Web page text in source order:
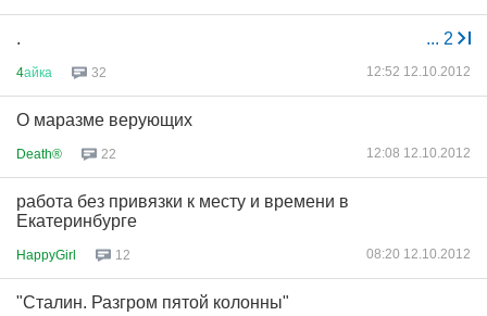
... 2
.
4айка 32 12:52 12.10.2012
О маразме верующих
Death® 22 12:08 12.10.2012
работа без привязки к месту и времени в
Екатеринбурге
HappyGirl 12 08:20 12.10.2012
"Сталин. Разгром пятой колонны"